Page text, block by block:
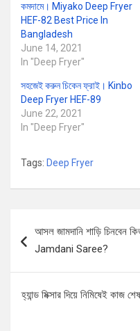
কমদামে। Miyako Deep Fryer
HEF-82 Best Price In
Bangladesh
June 14, 2021
In "Deep Fryer"
সহজেই করুন চিকেন ফ্রাই। Kinbo
Deep Fryer HEF-89
June 22, 2021
In "Deep Fryer"
Tags: Deep Fryer
navigation
আসল জামদানি শাড়ি
Jamdani Saree?
হ্যান্ড মিক্সার দিয়ে নিমিষেই